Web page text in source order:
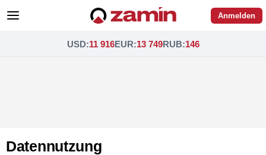
Anmelden
USD:11 916EUR:13 749RUB:146
Datennutzung